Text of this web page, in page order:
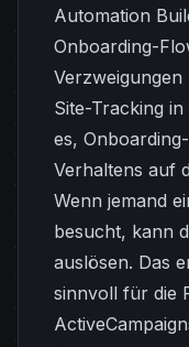
Automation
Onboarding-
Verzweigungen
Site-Tracking
es,
Verhaltens auf
Wenn jemand
besucht, kann
auslösen. Das
sinnvoll für die